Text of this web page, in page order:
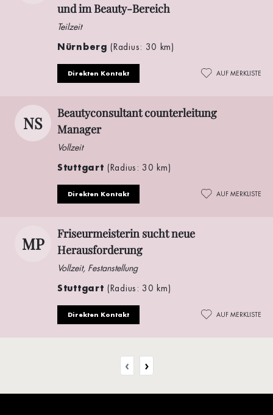
und im Beauty-Bereich
Teilzeit
Nürnberg(Radius: 30 km)
Direkten Kontakt AUF MERKLISTE
NS
Beautyconsultant counterleitung
Manager
Vollzeit
Stuttgart (Radius: 30 km)
Direkten Kontakt AUF MERKLISTE
MP
Friseurmeisterin sucht neue
Herausforderung
Vollzeit, Festanstellung
Stuttgart (Radius: 30 km)
Direkten Kontakt AUF MERKLISTE
‹ ›